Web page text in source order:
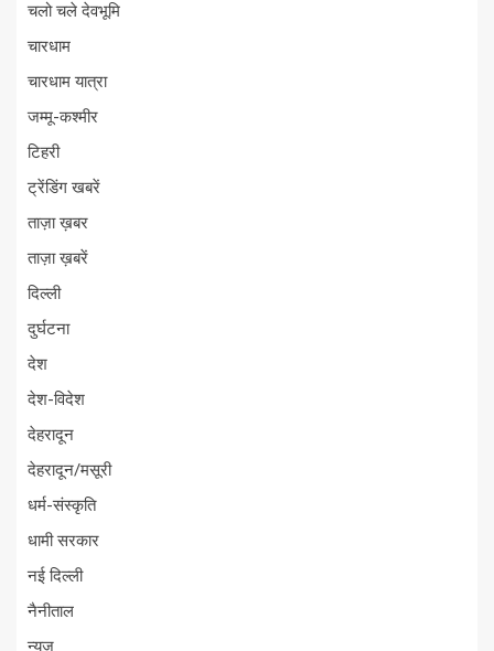
चलो चले देवभूमि
चारधाम
चारधाम यात्रा
जम्मू-कश्मीर
टिहरी
ट्रेंडिंग खबरें
ताज़ा ख़बर
ताज़ा ख़बरें
दिल्ली
दुर्घटना
देश
देश-विदेश
देहरादून
देहरादून/मसूरी
धर्म-संस्कृति
धामी सरकार
नई दिल्ली
नैनीताल
न्यूज़